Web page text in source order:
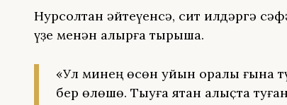
Нурсолтан әйтеүенсә, сит илдәргә
үҙе менән алырға тырыша.
«Ул минең өсөн уйын ҡоралы ғына
бер өлөшө. Тыуға яҡтан алыҫта